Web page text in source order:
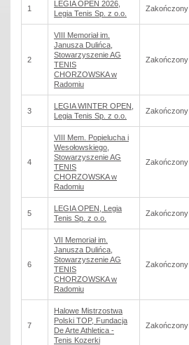
1
LEGIA OPEN 2026,
Legia Tenis Sp. z o.o.
Zakończony
2
VIII Memoriał im.
Janusza Dulińca,
Stowarzyszenie AG
TENIS
CHORZOWSKA w
Radomiu
Zakończony
3
LEGIA WINTER OPEN,
Legia Tenis Sp. z o.o.
Zakończony
4
VIII Mem. Popielucha i
Wesołowskiego,
Stowarzyszenie AG
TENIS
CHORZOWSKA w
Radomiu
Zakończony
5
LEGIA OPEN, Legia
Tenis Sp. z o.o.
Zakończony
6
VII Memoriał im.
Janusza Dulińca,
Stowarzyszenie AG
TENIS
CHORZOWSKA w
Radomiu
Zakończony
7
Halowe Mistrzostwa
Polski TOP, Fundacja
De Arte Athletica -
Tenis Kozerki
Zakończony